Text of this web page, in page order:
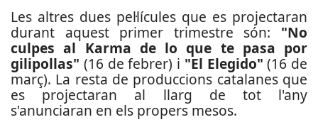
Les altres dues pel·lícules que es projectaran
durant aquest primer trimestre són: "No
culpes al Karma de lo que te pasa por
gilipollas" (16 de febrer) i "El Elegido" (16 de
març). La resta de produccions catalanes que
es projectaran al llarg de tot l'any
s'anunciaran en els propers mesos.